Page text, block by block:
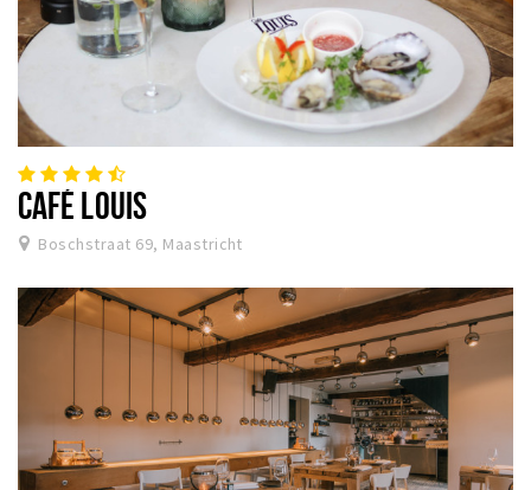
CAFÉ LOUIS
Boschstraat 69, Maastricht